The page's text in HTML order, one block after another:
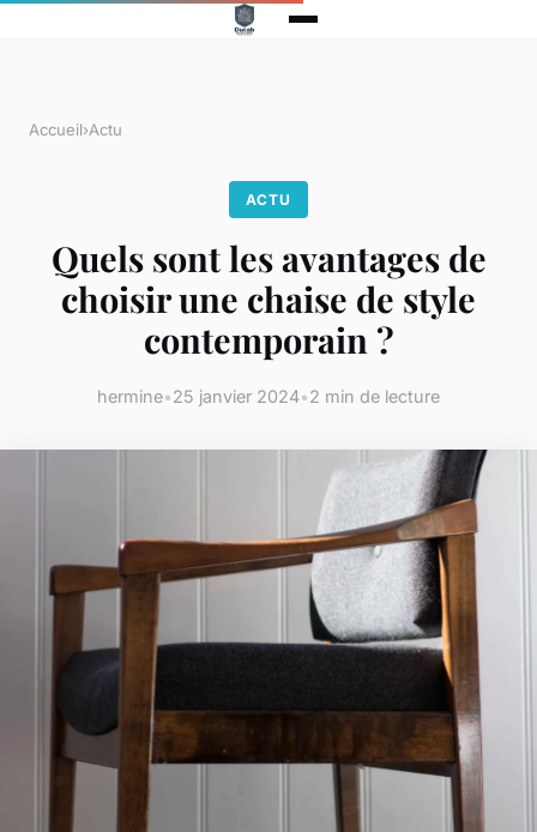
Accueil›Actu
ACTU
Quels sont les avantages de
choisir une chaise de style
contemporain ?
hermine•25 janvier 2024•2 min de lecture